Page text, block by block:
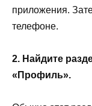
приложения.
телефоне.
2. Найдите
«Профиль».